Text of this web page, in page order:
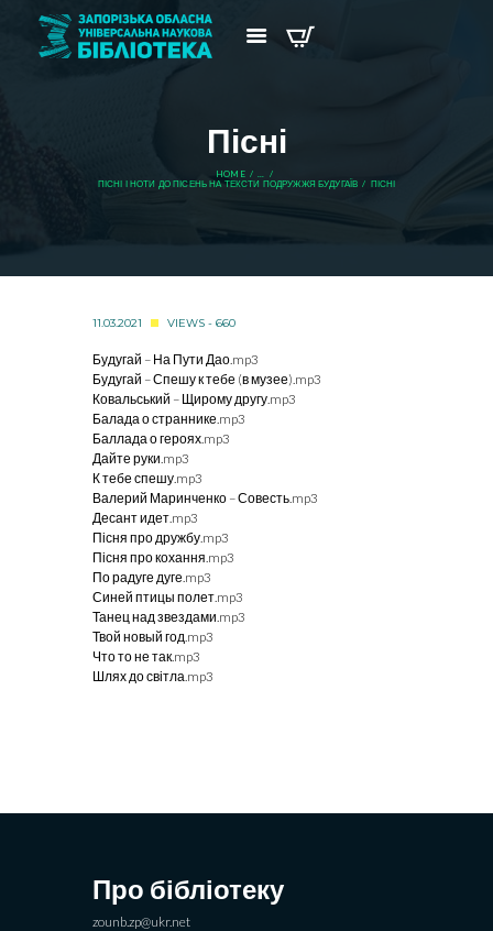
Пісні
HOME
...
ПІСНІ І НОТИ ДО ПІСЕНЬ НА ТЕКСТИ ПОДРУЖЖЯ БУДУГАЇВ
ПІСНІ
11.03.2021 VIEWS - 660
Будугай – На Пути Дао.mp3
Будугай – Спешу к тебе (в музее).mp3
Ковальський – Щирому другу.mp3
Балада о страннике.mp3
Баллада о героях.mp3
Дайте руки.mp3
К тебе спешу.mp3
Валерий Маринченко – Совесть.mp3
Десант идет.mp3
Пісня про дружбу.mp3
Пісня про кохання.mp3
По радуге дуге.mp3
Синей птицы полет.mp3
Танец над звездами.mp3
Твой новый год.mp3
Что то не так.mp3
Шлях до світла.mp3
Про бібліотеку
zounb.zp@ukr.net